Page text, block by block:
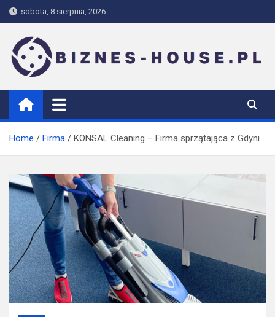
Skip
to
content
sobota, 8 sierpnia, 2026
biznes-house.pl
Home Firma KONSAL Cleaning – Firma sprzątająca z Gdyni